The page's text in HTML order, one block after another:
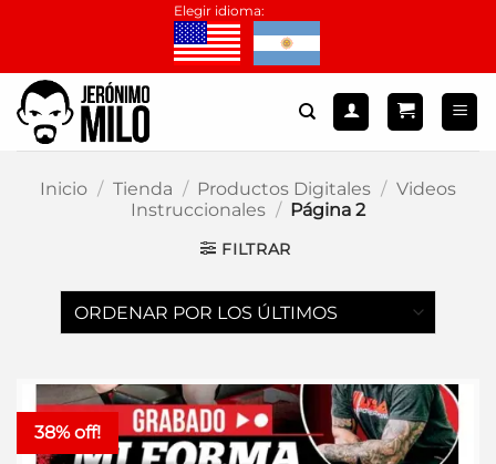
contenido
Elegir idioma:
Inicio / Tienda / Productos Digitales / Videos
Instruccionales / Página 2
FILTRAR
38% off!